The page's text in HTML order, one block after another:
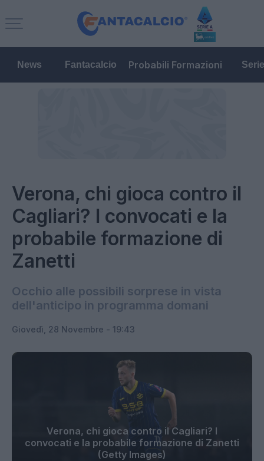
News Fantacalcio Probabili Formazioni
Verona, chi gioca contro il
Cagliari? I convocati e la
probabile formazione di
Zanetti
Occhio alle possibili sorprese in vista
dell'anticipo in programma domani
Giovedì, 28 Novembre - 19:43
Verona, chi gioca contro il Cagliari? I
convocati e la probabile formazione di Zanetti
(Getty Images)